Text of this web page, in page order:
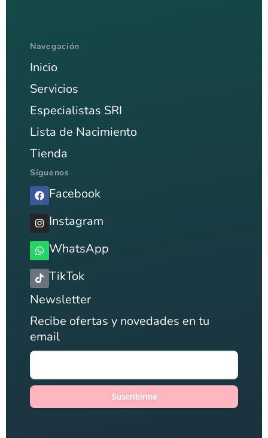
Navegación
Inicio
Servicios
Especialistas SRI
Lista de Nacimiento
Tienda
Síguenos
Facebook
Instagram
WhatsApp
TikTok
Newsletter
Recibe ofertas y novedades en tu
email
Suscribirme